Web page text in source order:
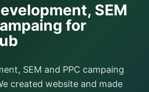
SEM
for
SEM and PPC campaing
created website and made